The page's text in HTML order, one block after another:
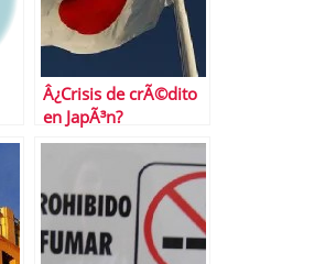
Â¿Crisis de crÃ©dito
en JapÃ³n?